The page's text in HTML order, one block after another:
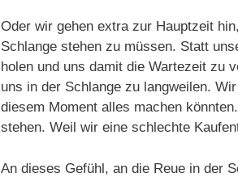
Oder wir gehen extra zur Hauptzeit
Schlange stehen zu müssen. Statt
holen und uns damit die Wartezeit zu
uns in der Schlange zu langweilen.
diesem Moment alles machen
stehen. Weil wir eine schlechte
An dieses Gefühl, an die Reue in der